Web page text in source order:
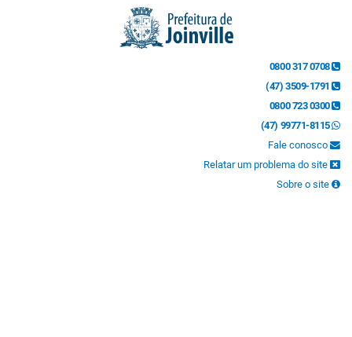
0800 317 0708
(47) 3509-1791
0800 723 0300
(47) 99771-8115
Fale conosco
Relatar um problema do site
Sobre o site